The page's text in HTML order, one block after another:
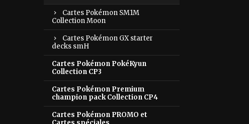
Cartes Pokémon SM1M
Collection Moon
Cartes Pokémon GX starter
decks smH
Cartes Pokémon PokéKyun
Collection CP3
Cartes Pokémon Premium
champion pack Collection CP4
Cartes Pokémon PROMO et